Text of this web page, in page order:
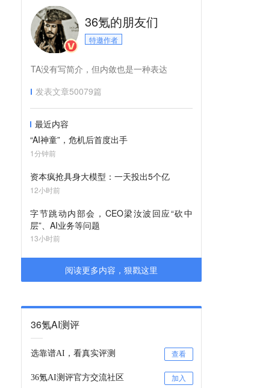
36氪的朋友们
特邀作者
TA没有写简介，但内敛也是一种表达
发表文章50079篇
最近内容
“AI神童”，危机后首度出手
1分钟前
资本疯抢具身大模型：一天投出5个亿
12小时前
字节跳动内部会，CEO梁汝波回应“砍中
层”、AI业务等问题
13小时前
阅读更多内容，狠戳这里
36氪AI测评
选靠谱AI，看真实评测 查看
36氪AI测评官方交流社区 加入